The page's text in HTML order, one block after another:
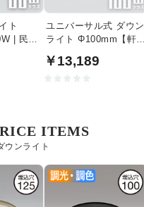
ト
| 民芸
ユニバーサル式 ダウン
ライト Φ100mm【軒
￥13,189
ウンライト
ITEMS